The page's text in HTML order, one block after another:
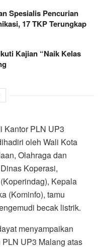
Spesialis Pencurian
17 TKP Terungkap
Kajian “Naik Kelas
Kantor PLN UP3
oleh Wali Kota
Olahraga dan
Koperasi,
Kepala
(Kominfo), tamu
becak listrik.
menyampaikan
UP3 Malang atas